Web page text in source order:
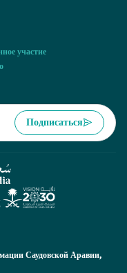
участие
Подписаться
Саудовской Аравии,